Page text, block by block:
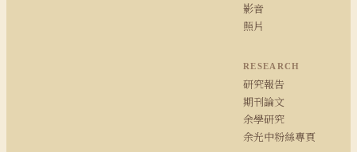
影音
照片
RESEARCH
研究報告
期刊論文
余學研究
余光中粉絲專頁